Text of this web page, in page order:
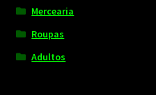
Mercearia
Roupas
Adultos